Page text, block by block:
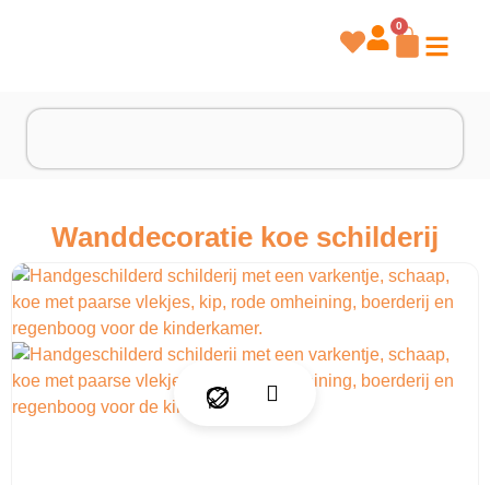
0
Wanddecoratie koe schilderij